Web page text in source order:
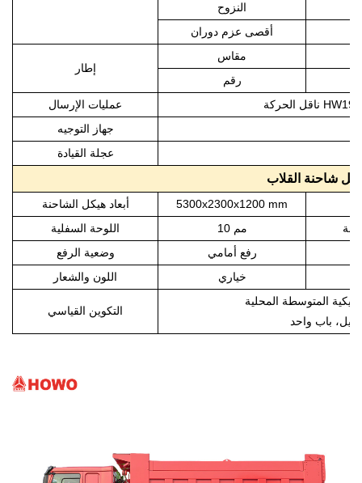
النزوح
أقصى عزم دوران
إطار
مقاس
رقم
عمليات الإرسال
جهاز التوجيه
عجلة القيادة
شاحنة القلاب
أبعاد هيكل الشاحنة 5300x2300x1200 mm
اللوحة السفلية
10 مم
وضعية الرفع
رفع أمامي
اللون والشعار
خياري
التكوين القياسي
باب واحد